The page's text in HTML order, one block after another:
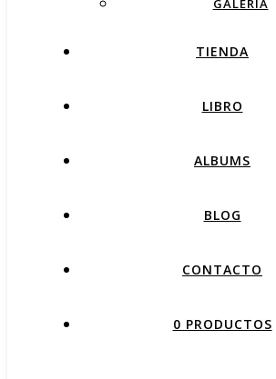
GALERÍA
TIENDA
LIBRO
ALBUMS
BLOG
CONTACTO
0 PRODUCTOS